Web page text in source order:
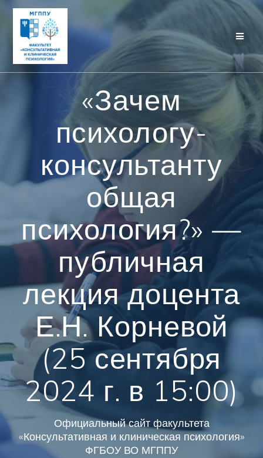
контенту
«Зачем
психологу-
консультанту
общая
психология?» —
публичная
лекция доцента
Е.Н. Корневой
(25 сентября
2024 г. в 15:00)
Официальный сайт факультета
«Консультативная и клиническая психология»
ФГБОУ ВО МГППУ